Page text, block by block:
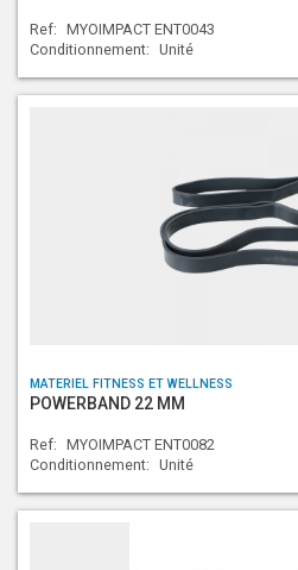
Ref: MYOIMPACT ENT0043
Conditionnement: Unité
MATERIEL FITNESS ET WELLNESS
POWERBAND 22 MM
Ref: MYOIMPACT ENT0082
Conditionnement: Unité